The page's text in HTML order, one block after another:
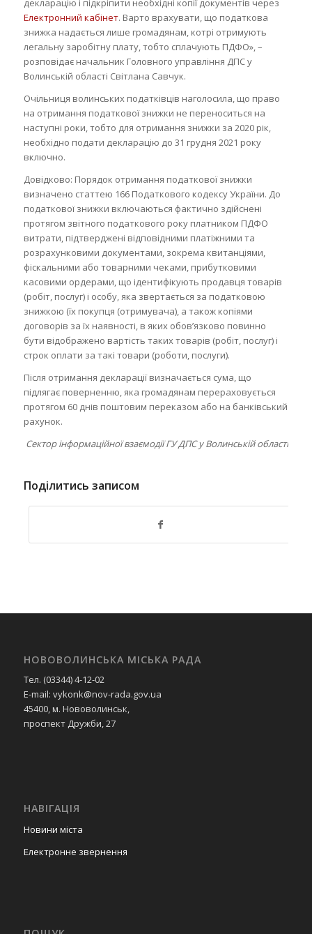
декларацію і підкріпити необхідні копії документів через
Електронний кабінет. Варто врахувати, що податкова
знижка надається лише громадянам, котрі отримують
легальну заробітну плату, тобто сплачують ПДФО», –
розповідає начальник Головного управління ДПС у
Волинській області Світлана Савчук.
Очільниця волинських податківців наголосила, що право
на отримання податкової знижки не переноситься на
наступні роки, тобто для отримання знижки за 2020 рік,
необхідно подати декларацію до 31 грудня 2021 року
включно.
Довідково: Порядок отримання податкової знижки
визначено статтею 166 Податкового кодексу України. До
податкової знижки включаються фактично здійснені
протягом звітного податкового року платником ПДФО
витрати, підтверджені відповідними платіжними та
розрахунковими документами, зокрема квитанціями,
фіскальними або товарними чеками, прибутковими
касовими ордерами, що ідентифікують продавця товарів
(робіт, послуг) і особу, яка звертається за податковою
знижкою (їх покупця (отримувача), а також копіями
договорів за їх наявності, в яких обов’язково повинно
бути відображено вартість таких товарів (робіт, послуг) і
строк оплати за такі товари (роботи, послуги).
Після отримання декларації визначається сума, що
підлягає поверненню, яка громадянам перераховується
протягом 60 днів поштовим переказом або на банківський
рахунок.
Сектор інформаційної взаємодіїГУ ДПС у Волинській області
Поділитись записом
НОВОВОЛИНСЬКА МІСЬКА РАДА
Тел. (03344) 4-12-02
E-mail: vykonk@nov-rada.gov.ua
45400, м. Нововолинськ,
проспект Дружби, 27
НАВІГАЦІЯ
Новини міста
Електронне звернення